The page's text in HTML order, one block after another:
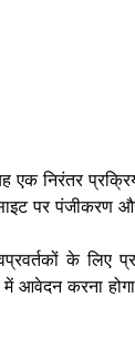
निरंतर
पर पंजीकरण
के लिए
आवेदन करना